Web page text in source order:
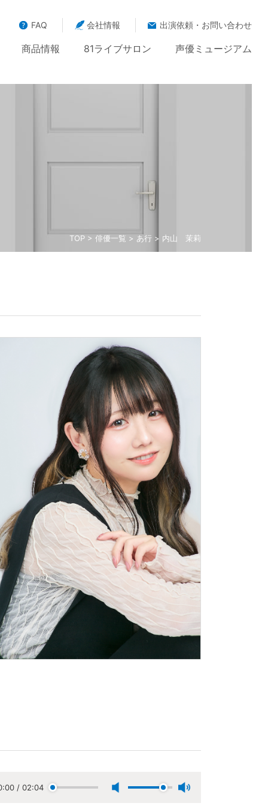
FAQ 会社情報 出演依頼・お問い合わせ
商品情報 81ライブサロン 声優ミュージアム
TOP> 俳優一覧 > あ行> 内山 茉莉
/ 02:04